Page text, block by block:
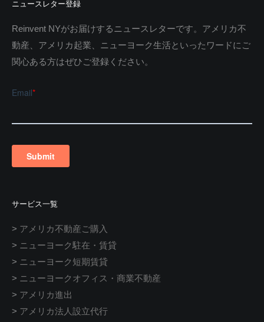
ニュースレター登録
Reinvent NYがお届けするニュースレターです。アメリカ不
動産、アメリカ起業、ニューヨーク生活といったワードにご
関心ある方はぜひご登録ください。
サービス一覧
> アメリカ不動産ご購入
> ニューヨーク駐在・賃貸
> ニューヨーク短期賃貸
> ニューヨークオフィス・商業不動産
> アメリカ進出
> アメリカ法人設立代行